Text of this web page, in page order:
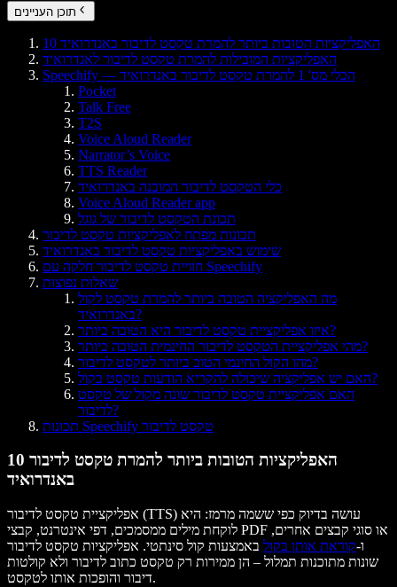
תוכן העניינים
10 האפליקציות הטובות ביותר להמרת טקסט לדיבור באנדרואיד
האפליקציות המובילות להמרת טקסט לדיבור לאנדרואיד
Speechify — הכלי מס' 1 להמרת טקסט לדיבור באנדרואיד
Pocket
Talk Free
T2S
Voice Aloud Reader
Narrator’s Voice
TTS Reader
כלי הטקסט לדיבור המובנה באנדרואיד
Voice Aloud Reader app
תכונת הטקסט לדיבור של גוגל
תכונות מפתח לאפליקציות טקסט לדיבור
שימוש באפליקציות טקסט לדיבור באנדרואיד
חוויית טקסט לדיבור חלקה עם Speechify
שאלות נפוצות
מה האפליקציה הטובה ביותר להמרת טקסט לקול
באנדרואיד?
איזו אפליקציית טקסט לדיבור היא הטובה ביותר?
מהי אפליקציית הטקסט לדיבור החינמית הטובה ביותר?
מהו הקול החינמי הטוב ביותר לטקסט לדיבור?
האם יש אפליקציה שיכולה להקריא הודעות טקסט בקול?
האם אפליקציית טקסט לדיבור שונה מקול של טקסט
לדיבור?
תכונות Speechify טקסט לדיבור
10 האפליקציות הטובות ביותר להמרת טקסט לדיבור
באנדרואיד
אפליקציית טקסט לדיבור (TTS) עושה בדיוק כפי ששמה מרמז: היא
לוקחת מילים ממסמכים, דפי אינטרנט, קבצי PDF או סוגי קבצים אחרים,
ו-קוראת אותן בקול באמצעות קול סינתטי. אפליקציות טקסט לדיבור
שונות מתוכנות תמלול – הן ממירות רק טקסט כתוב לדיבור ולא קולטות
דיבור והופכות אותו לטקסט.